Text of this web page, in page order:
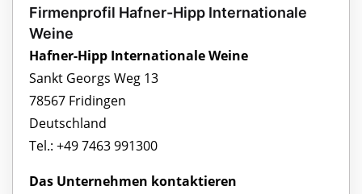
Firmenprofil Hafner-Hipp Internationale
Weine
Hafner-Hipp Internationale Weine
Sankt Georgs Weg 13
78567 Fridingen
Deutschland
Tel.: +49 7463 991300
Das Unternehmen kontaktieren